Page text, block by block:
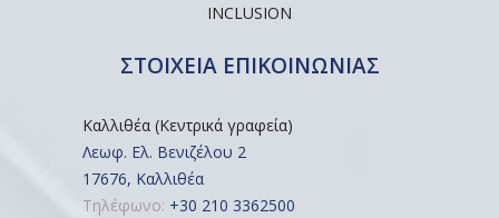
INCLUSION
ΣΤΟΙΧΕΙΑ ΕΠΙΚΟΙΝΩΝΙΑΣ
Καλλιθέα (Κεντρικά γραφεία)
Λεωφ. Ελ. Βενιζέλου 2
17676, Καλλιθέα
Τηλέφωνο: +30 210 3362500